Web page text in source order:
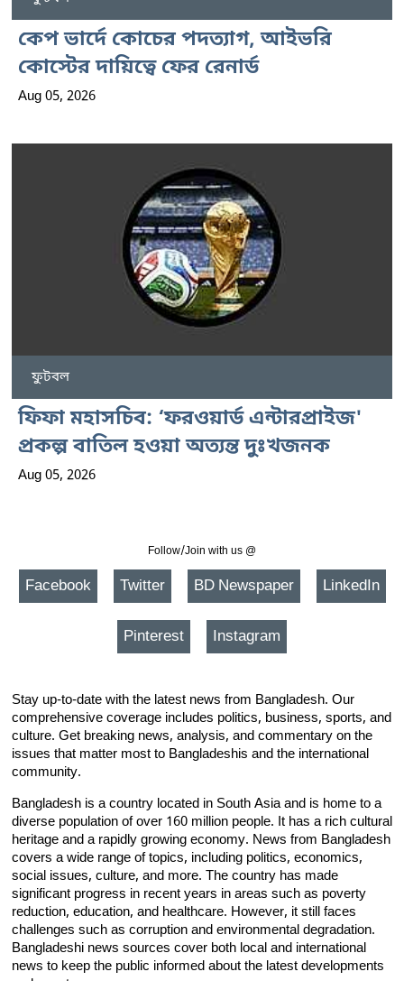
কেপ ভার্দে কোচের পদত্যাগ, আইভরি
কোস্টের দায়িত্বে ফের রেনার্ড
Aug 05, 2026
ফুটবল
ফিফা মহাসচিব: ‘ফরওয়ার্ড এন্টারপ্রাইজ'
প্রকল্প বাতিল হওয়া অত্যন্ত দুঃখজনক
Aug 05, 2026
Follow/Join with us @
Facebook Twitter BD Newspaper LinkedIn
Pinterest Instagram
Stay up-to-date with the latest news from Bangladesh. Our
comprehensive coverage includes politics, business, sports, and
culture. Get breaking news, analysis, and commentary on the
issues that matter most to Bangladeshis and the international
community.
Bangladesh is a country located in South Asia and is home to a
diverse population of over 160 million people. It has a rich cultural
heritage and a rapidly growing economy. News from Bangladesh
covers a wide range of topics, including politics, economics,
social issues, culture, and more. The country has made
significant progress in recent years in areas such as poverty
reduction, education, and healthcare. However, it still faces
challenges such as corruption and environmental degradation.
Bangladeshi news sources cover both local and international
news to keep the public informed about the latest developments